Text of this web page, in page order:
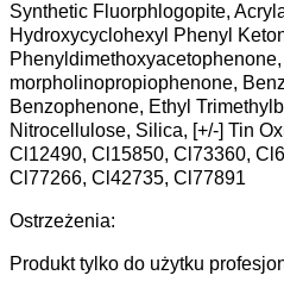
Synthetic Fluorphlogopite,
Hydroxycyclohexyl Phenyl
morpholinopropiophenone,
Benzophenone, Ethyl
Nitrocellulose, Silica, [+/-] Tin
Cl12490, Cl15850, Cl73360,
Cl77266, Cl42735, Cl77891
Ostrzeżenia:
Produkt tylko do użytku